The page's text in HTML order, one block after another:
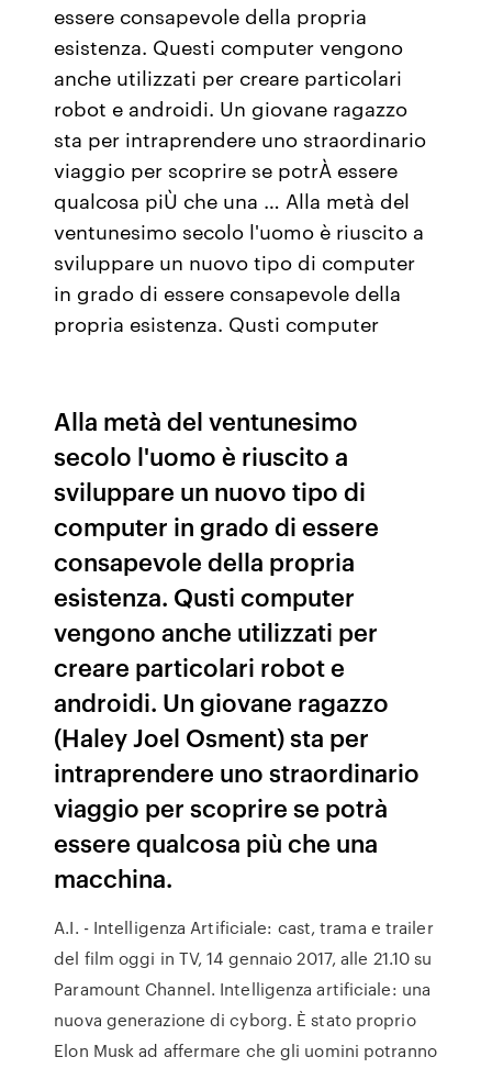
essere consapevole della propria
esistenza. Questi computer vengono
anche utilizzati per creare particolari
robot e androidi. Un giovane ragazzo
sta per intraprendere uno straordinario
viaggio per scoprire se potrÀ essere
qualcosa piÙ che una … Alla metà del
ventunesimo secolo l'uomo è riuscito a
sviluppare un nuovo tipo di computer
in grado di essere consapevole della
propria esistenza. Qusti computer
Alla metà del ventunesimo
secolo l'uomo è riuscito a
sviluppare un nuovo tipo di
computer in grado di essere
consapevole della propria
esistenza. Qusti computer
vengono anche utilizzati per
creare particolari robot e
androidi. Un giovane ragazzo
(Haley Joel Osment) sta per
intraprendere uno straordinario
viaggio per scoprire se potrà
essere qualcosa più che una
macchina.
A.I. - Intelligenza Artificiale: cast, trama e trailer
del film oggi in TV, 14 gennaio 2017, alle 21.10 su
Paramount Channel. Intelligenza artificiale: una
nuova generazione di cyborg. È stato proprio
Elon Musk ad affermare che gli uomini potranno